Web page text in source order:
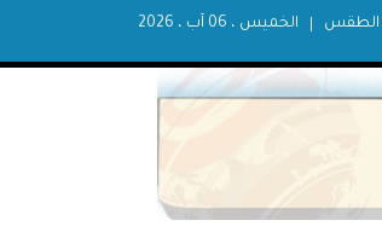
الخميس ، 06 آب ، 2026 الطقس